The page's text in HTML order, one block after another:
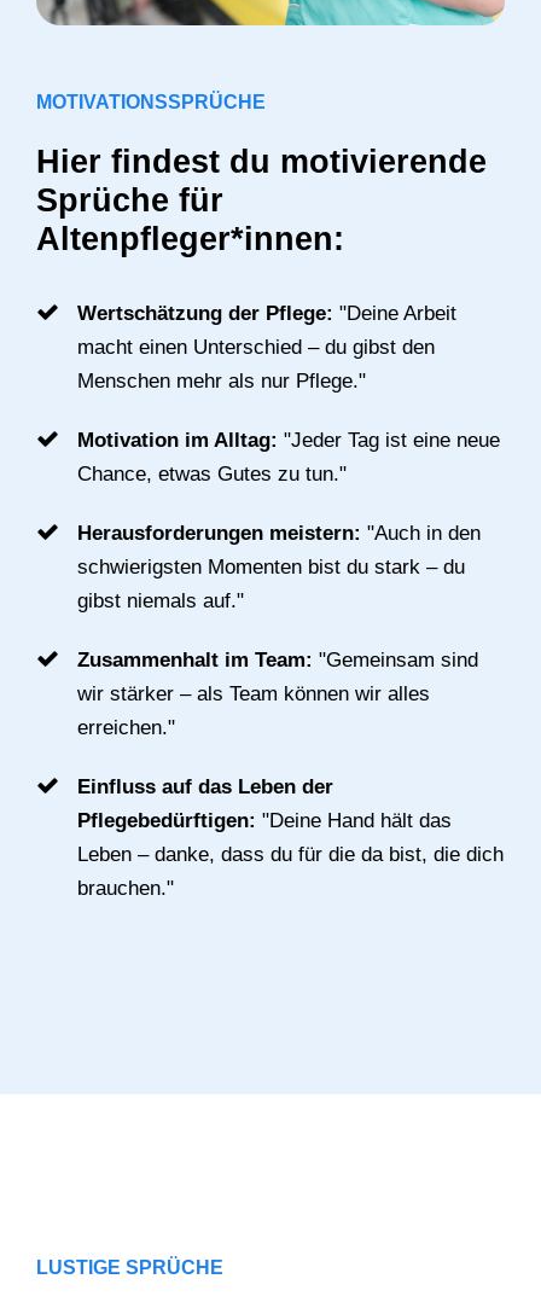
MOTIVATIONSSPRÜCHE
Hier findest du motivierende
Sprüche für
Altenpfleger*innen:
Wertschätzung der Pflege: "Deine Arbeit
macht einen Unterschied – du gibst den
Menschen mehr als nur Pflege."
Motivation im Alltag: "Jeder Tag ist eine neue
Chance, etwas Gutes zu tun."
Herausforderungen meistern: "Auch in den
schwierigsten Momenten bist du stark – du
gibst niemals auf."
Zusammenhalt im Team: "Gemeinsam sind
wir stärker – als Team können wir alles
erreichen."
Einfluss auf das Leben der
Pflegebedürftigen: "Deine Hand hält das
Leben – danke, dass du für die da bist, die dich
brauchen."
LUSTIGE SPRÜCHE